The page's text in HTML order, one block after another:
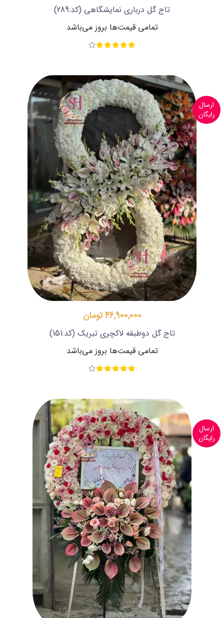
تاج گل درباری نمایشگاهی (کد:289)
تمامی قیمت‌ها بروز می‌باشد
ارسال
رایگان
46,900,000 تومان
تاج گل دوطبقه لاکچری تبریک (کد:151)
تمامی قیمت‌ها بروز می‌باشد
ارسال
رایگان